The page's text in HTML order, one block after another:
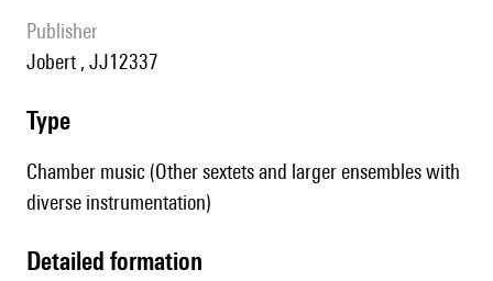
publisher
Jobert , JJ12337
type
Chamber music (Other sextets and larger ensembles with
diverse instrumentation)
detailed formation